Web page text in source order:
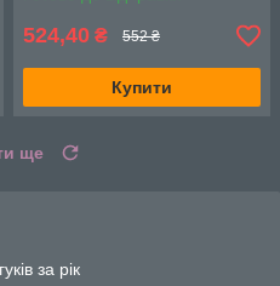
524,40 ₴ 552 ₴
Купити
ще
за рік